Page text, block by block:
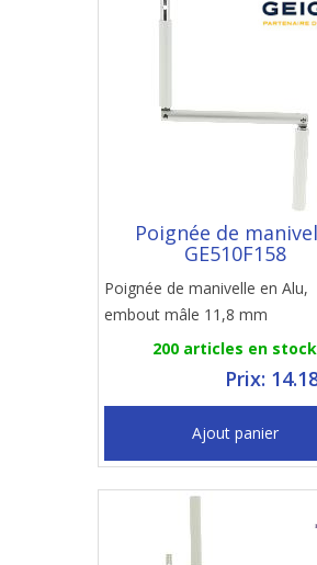
Poignée de
GE510F158
Poignée de manivelle en Alu,
embout mâle 11,8 mm
200 articles en stock
Prix:
Ajout panier